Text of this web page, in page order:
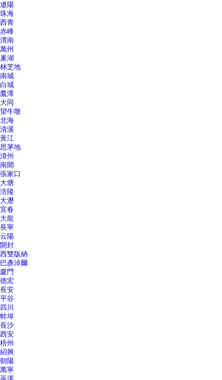
遼陽
珠海
西青
赤峰
渭南
萬州
巢湖
林芝地
南城
白城
鷹潭
大同
望牛墩
北海
清溪
黃江
思茅地
漳州
南開
張家口
大塘
涪陵
大瀝
宜春
大龍
長寧
云陽
開封
西雙版納
巴彥淖爾
廈門
德宏
長安
平谷
四川
蚌埠
長沙
西安
梧州
紹興
朝陽
萬寧